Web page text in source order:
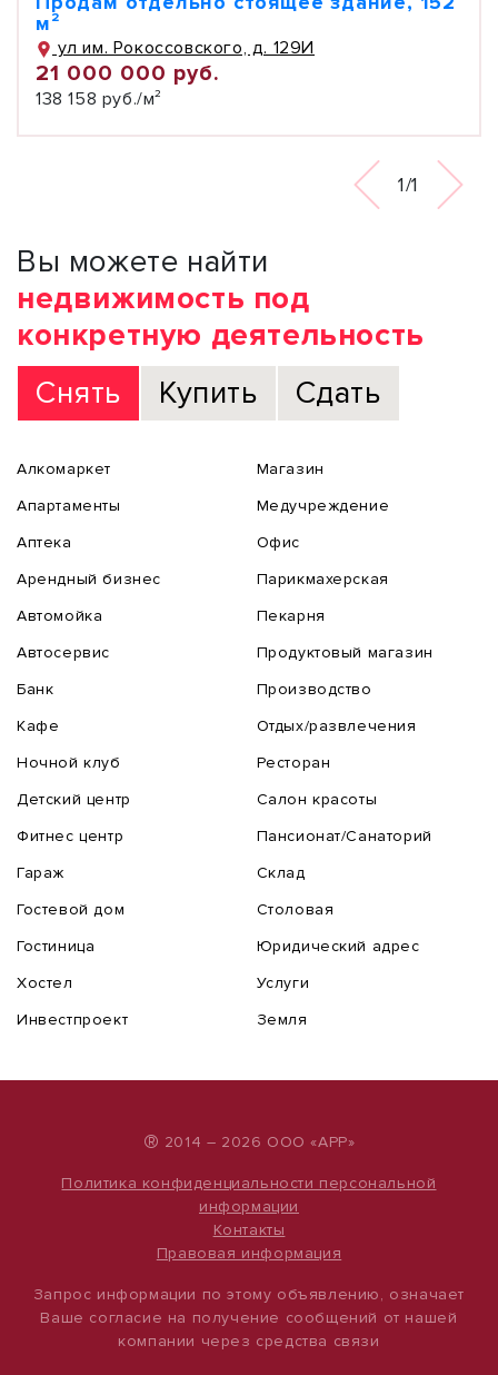
м²
ул им. Рокоссовского, д. 129И
21 000 000 руб.
138 158 руб./м²
1/1
Вы можете найти
недвижимость под
конкретную деятельность
Снять
Купить Сдать
Алкомаркет
Апартаменты
Аптека
Арендный бизнес
Автомойка
Автосервис
Банк
Кафе
Ночной клуб
Детский центр
Фитнес центр
Гараж
Гостевой дом
Гостиница
Хостел
Инвестпроект
Магазин
Медучреждение
Офис
Парикмахерская
Пекарня
Продуктовый магазин
Производство
Отдых/развлечения
Ресторан
Салон красоты
Пансионат/Санаторий
Склад
Столовая
Юридический адрес
Услуги
Земля
® 2014 – 2026 ООО «АРР»
Политика конфиденциальности персональной
информации
Контакты
Правовая информация
Запрос информации по этому объявлению, означает
Ваше согласие на получение сообщений от нашей
компании через средства связи